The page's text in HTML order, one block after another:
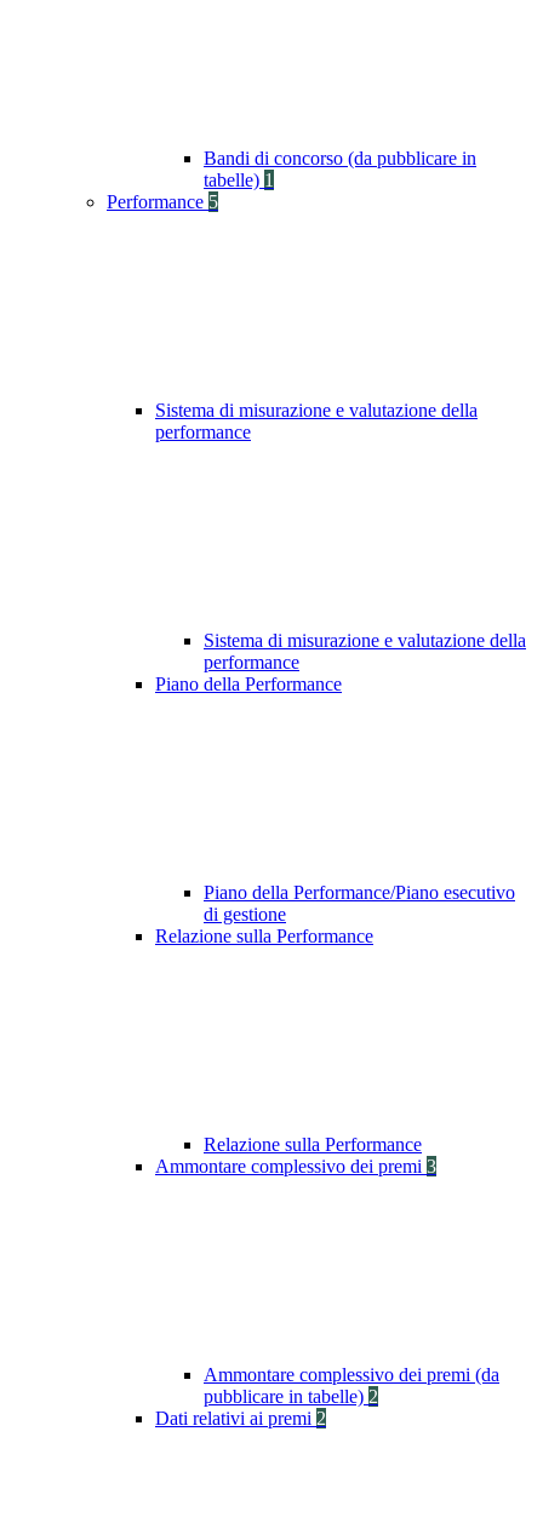
Bandi di concorso (da pubblicare in
tabelle) 1
Performance 5
Sistema di misurazione e valutazione della
performance
Sistema di misurazione e valutazione della
performance
Piano della Performance
Piano della Performance/Piano esecutivo
di gestione
Relazione sulla Performance
Relazione sulla Performance
Ammontare complessivo dei premi 3
Ammontare complessivo dei premi (da
pubblicare in tabelle) 2
Dati relativi ai premi 2